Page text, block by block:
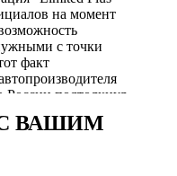
на момент
с точки
факт
России подтолкнул
вопроса.
и общения, в том
только свое
желал заниматься
ВАШИМ